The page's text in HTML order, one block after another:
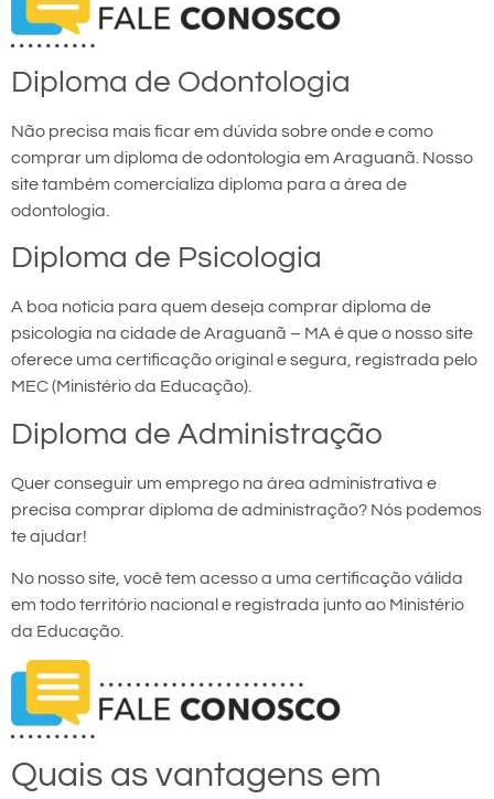
Diploma de Odontologia
Não precisa mais ficar em dúvida sobre onde e como
comprar um diploma de odontologia em Araguanã. Nosso
site também comercializa diploma para a área de
odontologia.
Diploma de Psicologia
A boa notícia para quem deseja comprar diploma de
psicologia na cidade de Araguanã – MA é que o nosso site
oferece uma certificação original e segura, registrada pelo
MEC (Ministério da Educação).
Diploma de Administração
Quer conseguir um emprego na área administrativa e
precisa comprar diploma de administração? Nós podemos
te ajudar!
No nosso site, você tem acesso a uma certificação válida
em todo território nacional e registrada junto ao Ministério
da Educação.
Quais as vantagens em